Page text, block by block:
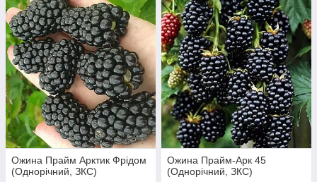
Ожина Прайм Арктик Фрідом
(Однорічний, ЗКС)
Ожина Прайм-Арк 45
(Однорічний, ЗКС)